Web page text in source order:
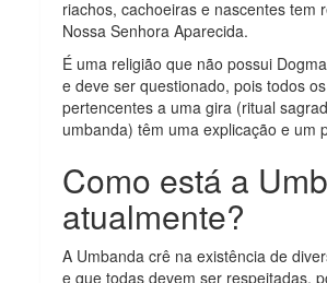
riachos, cachoeiras e nascentes tem
Nossa Senhora Aparecida.
É uma religião que não possui
e deve ser questionado, pois todos
pertencentes a uma gira (ritual
umbanda) têm uma explicação e um
Como está a
atualmente?
A Umbanda crê na existência de
e que todas devem ser respeitadas,